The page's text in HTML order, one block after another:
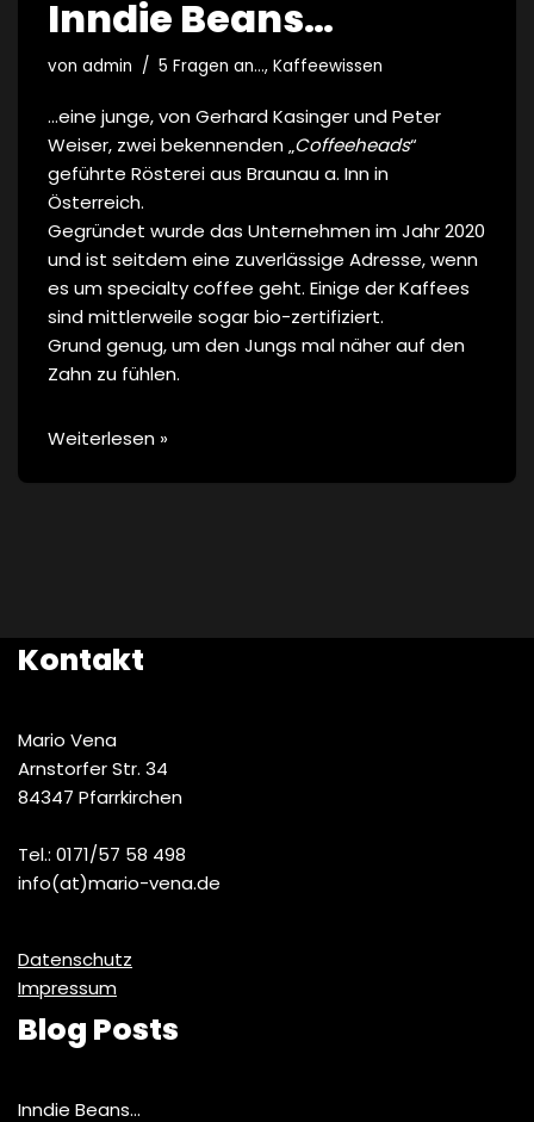
Inndie Beans…
von admin 5 Fragen an..., Kaffeewissen
…eine junge, von Gerhard Kasinger und Peter
Weiser, zwei bekennenden „Coffeeheads“
geführte Rösterei aus Braunau a. Inn in
Österreich.
Gegründet wurde das Unternehmen im Jahr 2020
und ist seitdem eine zuverlässige Adresse, wenn
es um specialty coffee geht. Einige der Kaffees
sind mittlerweile sogar bio-zertifiziert.
Grund genug, um den Jungs mal näher auf den
Zahn zu fühlen.
Weiterlesen »
Kontakt
Mario Vena
Arnstorfer Str. 34
84347 Pfarrkirchen
Tel.: 0171/57 58 498
info(at)mario-vena.de
Datenschutz
Impressum
Blog Posts
Inndie Beans…